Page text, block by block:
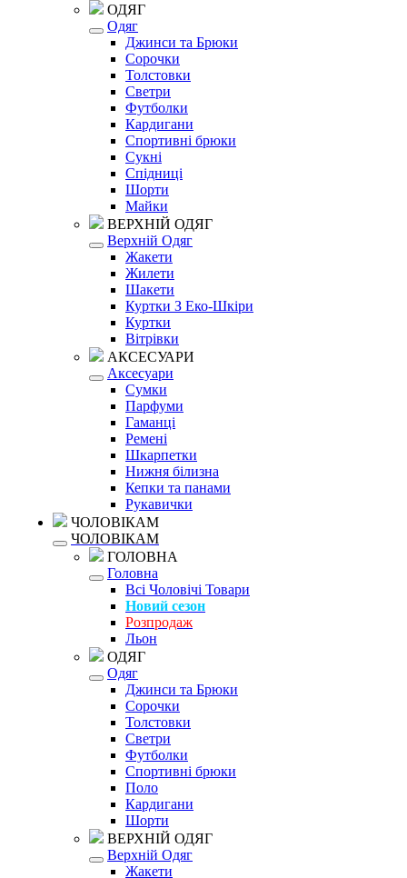
ОДЯГ
Одяг
Джинси та Брюки
Сорочки
Толстовки
Светри
Футболки
Кардигани
Спортивні брюки
Сукні
Спідниці
Шорти
Майки
ВЕРХНІЙ ОДЯГ
Верхній Одяг
Жакети
Жилети
Шакети
Куртки З Еко-Шкіри
Куртки
Вітрівки
АКСЕСУАРИ
Аксесуари
Сумки
Парфуми
Гаманці
Ремені
Шкарпетки
Нижня білизна
Кепки та панами
Рукавички
ЧОЛОВІКАМ
ЧОЛОВІКАМ
ГОЛОВНА
Головна
Всі Чоловічі Товари
Новий сезон
Розпродаж
Льон
ОДЯГ
Одяг
Джинси та Брюки
Сорочки
Толстовки
Светри
Футболки
Спортивні брюки
Поло
Кардигани
Шорти
ВЕРХНІЙ ОДЯГ
Верхній Одяг
Жакети